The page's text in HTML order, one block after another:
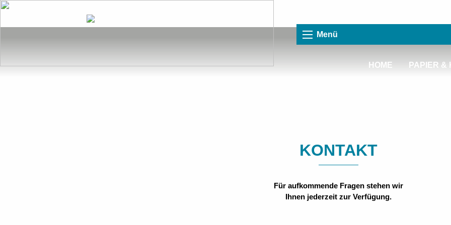
Menü
HOME PAPIER &
KONTAKT
Für aufkommende Fragen stehen wir
Ihnen jederzeit zur Verfügung.